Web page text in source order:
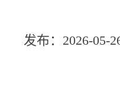
发布：2026-05-